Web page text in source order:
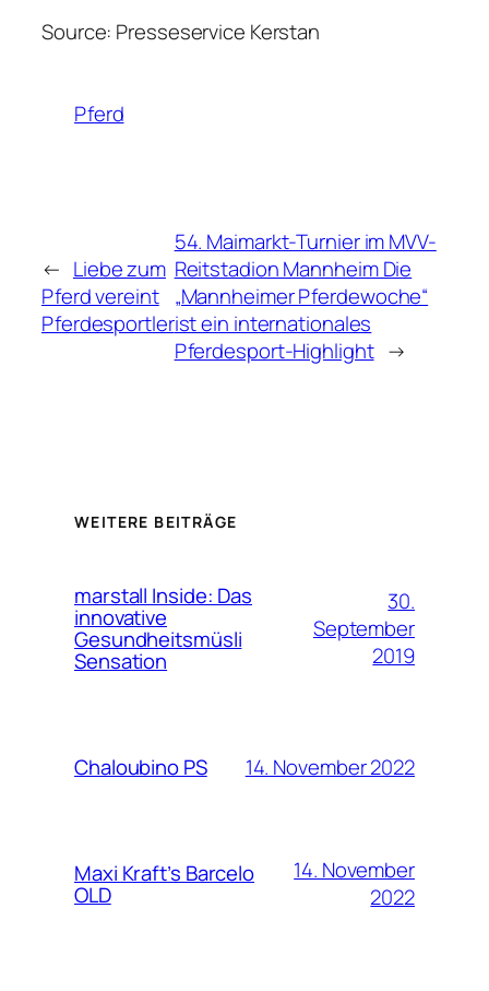
Source: Presseservice Kerstan
Pferd
← Liebe zum
Pferd vereint
Pferdesportler
54. Maimarkt-Turnier im MVV-
Reitstadion Mannheim Die
„Mannheimer Pferdewoche“
ist ein internationales
Pferdesport-Highlight →
WEITERE BEITRÄGE
marstall Inside: Das
innovative
Gesundheitsmüsli
Sensation
30.
September
2019
Chaloubino PS 14. November 2022
Maxi Kraft’s Barcelo
OLD
14. November
2022